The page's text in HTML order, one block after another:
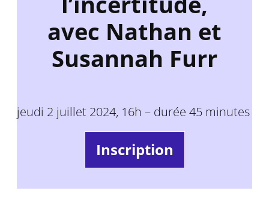
avec Nathan et
Susannah Furr
jeudi 2 juillet 2024, 16h – durée 45 minutes
Inscription